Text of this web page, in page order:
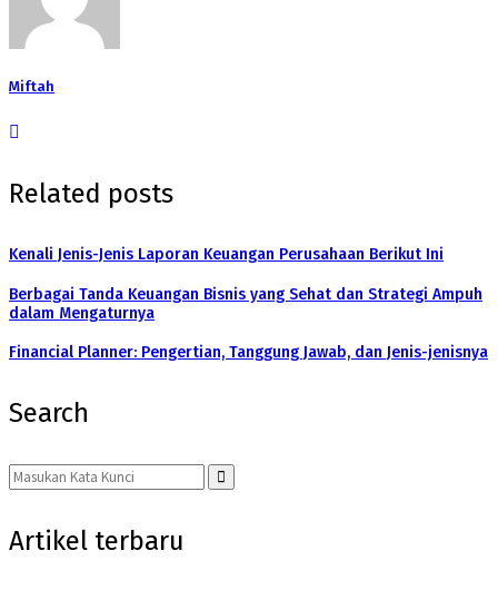
Miftah
Related posts
Kenali Jenis-Jenis Laporan Keuangan Perusahaan Berikut Ini
Berbagai Tanda Keuangan Bisnis yang Sehat dan Strategi Ampuh
dalam Mengaturnya
Financial Planner: Pengertian, Tanggung Jawab, dan Jenis-jenisnya
Search
Search
for:
Search
Artikel terbaru